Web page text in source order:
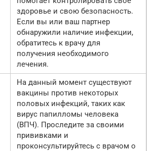
здоровье и свою безопасность.
Если вы или ваш партнер
обнаружили наличие инфекции,
обратитесь к врачу для
получения необходимого
лечения.
На данный момент существуют
вакцины против некоторых
половых инфекций, таких как
вирус папилломы человека
(ВПЧ). Проследите за своими
прививками и
проконсультируйтесь с врачом о